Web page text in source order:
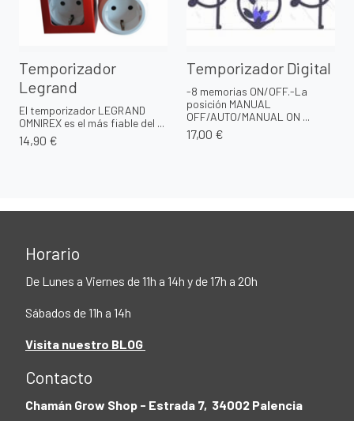
Temporizador
Legrand
El temporizador LEGRAND
OMNIREX es el más fiable del ...
14,90 €
Temporizador Digital
-8 memorias ON/OFF.-La
posición MANUAL
OFF/AUTO/MANUAL ON ...
17,00 €
Horario
De Lunes a Viernes de 11h a 14h y de 17h a 20h
Sábados de 11h a 14h
Visita nuestro BLOG
Contacto
Chamán Grow Shop - Estrada 7, 34002 Palencia